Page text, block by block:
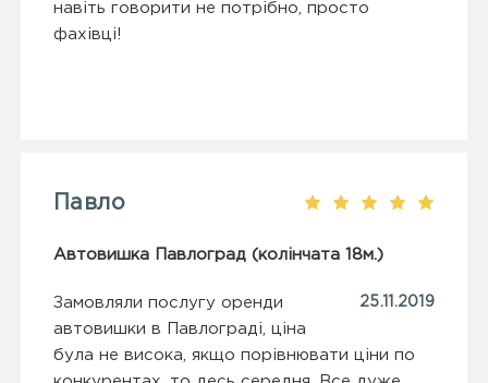
навіть говорити не потрібно, просто
фахівці!
Павло
Автовишка Павлоград (колінчата 18м.)
25.11.2019
Замовляли послугу оренди
автовишки в Павлограді, ціна
була не висока, якщо порівнювати ціни по